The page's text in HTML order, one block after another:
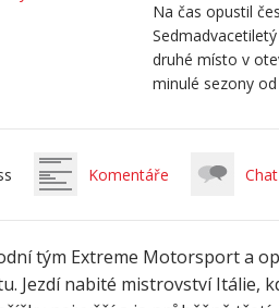
Na čas opustil
druhé místo v
minulé sezony
Komentáře Chat
tým Extreme Motorsport a
Jezdí nabité mistrovství Itálie,